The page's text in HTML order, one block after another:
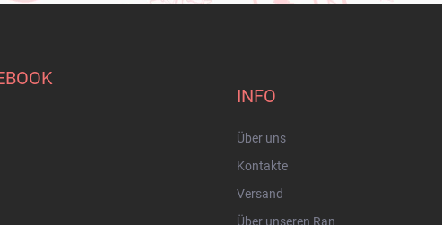
INFO
Über uns
Kontakte
Versand
Über unseren Ran